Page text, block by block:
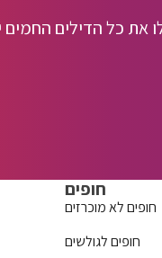
חופים
חופים לא מוכרזים
חופים לגולשים